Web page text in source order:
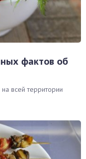
фактов об
всей территории